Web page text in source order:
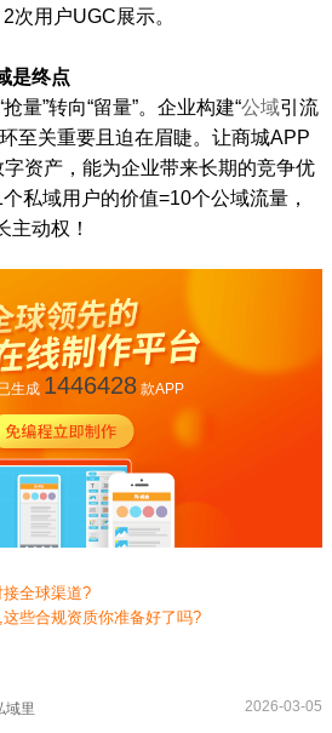
次用户UGC展示。
是终点
量”转向“留量”。企业构建“公域引流
至关重要且迫在眉睫。让商城APP
字资产，能为企业带来长期的竞争优
私域用户的价值=10个公域流量，
主动权！
生成 1446428款APP
全球渠道?
些合规资质你准备好了吗?
域里 2026-03-05